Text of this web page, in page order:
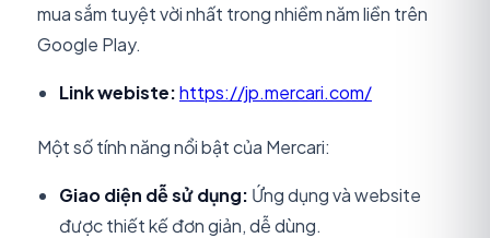
mua sắm tuyệt vời nhất trong nhiềm năm liền trên
Google Play.
Link webiste:https://jp.mercari.com/
Một số tính năng nổi bật của Mercari:
Giao diện dễ sử dụng: Ứng dụng và website
được thiết kế đơn giản, dễ dùng.